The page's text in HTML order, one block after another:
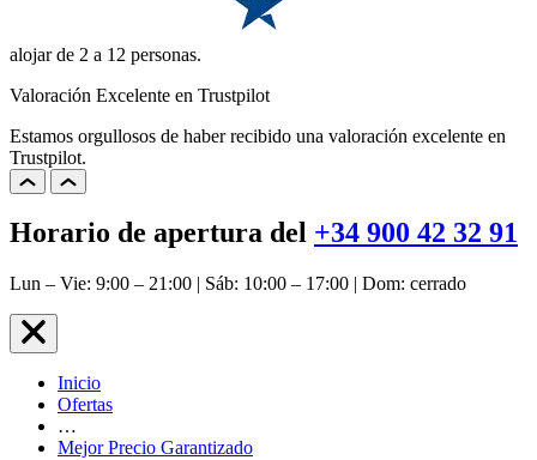
alojar de 2 a 12 personas.
Valoración Excelente en Trustpilot
Estamos orgullosos de haber recibido una valoración excelente en
Trustpilot.
Horario de apertura del +34 900 42 32 91
Lun – Vie: 9:00 – 21:00 | Sáb: 10:00 – 17:00 | Dom: cerrado
Inicio
Ofertas
…
Mejor Precio Garantizado